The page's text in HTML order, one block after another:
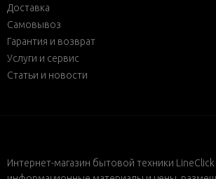
Доставка
Самовывоз
Гарантия и возврат
Услуги и сервис
Статьи и новости
Интернет-магазин бытовой техники